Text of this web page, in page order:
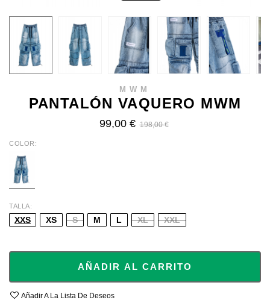
MWM
PANTALÓN VAQUERO MWM
99,00 € 198,00 €
COLOR
BLUE
TALLA
XXS XS S M L XL XXL
AÑADIR AL CARRITO
Añadir A La Lista De Deseos